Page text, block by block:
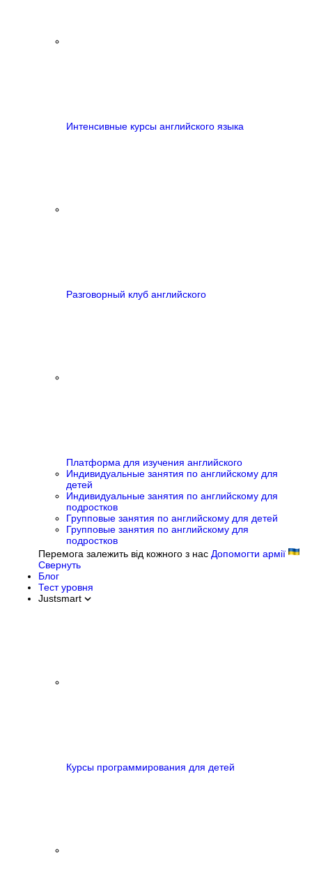
Интенсивные курсы английского языка
Разговорный клуб английского
Платформа для изучения английского
Индивидуальные занятия по английскому для
детей
Индивидуальные занятия по английскому для
подростков
Групповые занятия по английскому для детей
Групповые занятия по английскому для
подростков
Перемога залежить від кожного з нас Допомогти армії
Свернуть
Блог
Тест уровня
Justsmart
Курсы программирования для детей